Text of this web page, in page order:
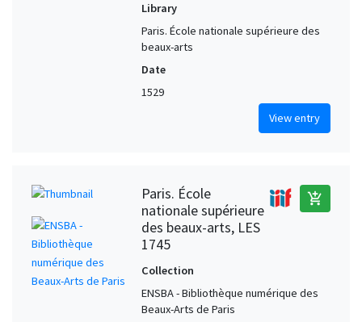
Library
Paris. École nationale supérieure des
beaux-arts
Date
1529
View entry
Paris. École
nationale supérieure
des beaux-arts, LES
1745
add_shopping_cart
Collection
ENSBA - Bibliothèque numérique des
Beaux-Arts de Paris